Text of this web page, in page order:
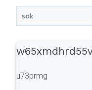
u73prmg